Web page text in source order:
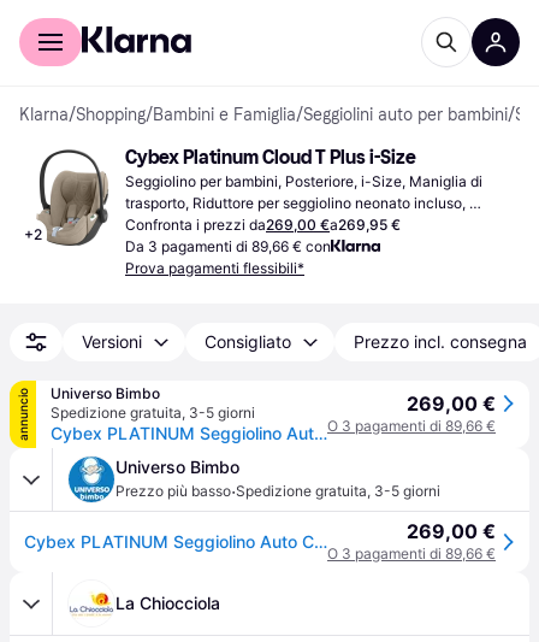
Per il tuo shopping
Klarna/Shopping/Bambini e Famiglia/Seggiolini auto per bambini/
+2
Cybex Platinum Cloud T Plus i-Size
Seggiolino per bambini, Posteriore, i-Size, Maniglia di
trasporto, Riduttore per seggiolino neonato incluso,
Poggiatesta regolabile, Rivestimento lavabile
Confronta i prezzi da269,00 €a269,95 €
Da 3 pagamenti di 89,66 € con
Prova pagamenti flessibili*
Versioni Consigliato Prezzo incl. consegna
annuncio
Universo Bimbo
Spedizione gratuita, 3-5 giorni
Cybex PLATINUM Seggiolino Auto Cloud T I-Size (523001302)
269,00 €
O 3 pagamenti di 89,66 €
Universo Bimbo
Prezzo più basso·Spedizione gratuita, 3-5 giorni
Cybex PLATINUM Seggiolino Auto Cloud T I-Size (523001302) 269,00 €
O 3 pagamenti di 89,66 €
La Chiocciola